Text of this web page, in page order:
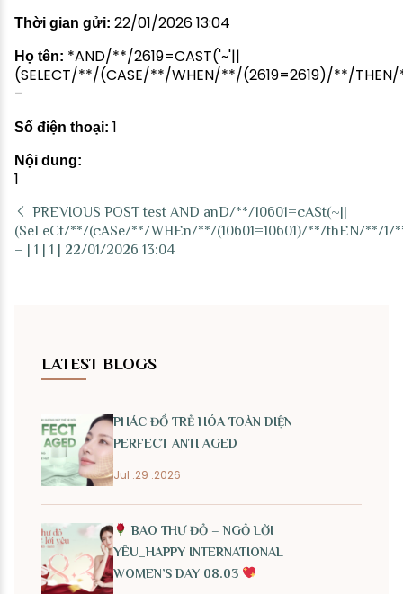
Thời gian gửi: 22/01/2026 13:04
Họ tên: *AND/**/2619=CAST('~'||
(SELECT/**/(CASE/**/WHEN/**/(2619=2619)/**/
–
Số điện thoại: 1
Nội dung:
1
PREVIOUS POST test AND anD/**/10601=cASt(~||
(SeLeCt/**/(cASe/**/WHEn/**/(10601=10601)/**/thEN/**/
– | 1 | 1 | 22/01/2026 13:04
LATEST BLOGS
PHÁC ĐỒ TRẺ HÓA TOÀN DIỆN
PERFECT ANTI AGED
Jul .29 .2026
BAO THƯ ĐỎ – NGỎ LỜI
YÊU_HAPPY INTERNATIONAL
WOMEN’S DAY 08.03